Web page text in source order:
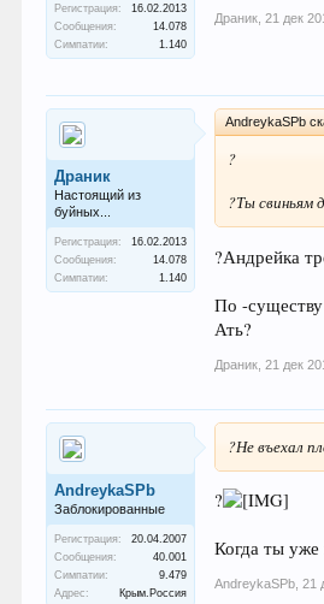
Регистрация:
16.02.2013
Сообщения:
14.078
Симпатии:
1.140
Драник 21 дек
Драник
Настоящий из
буйных...
Регистрация:
16.02.2013
Сообщения:
14.078
Симпатии:
1.140
AndreykaSPb
?
?Ты свиньям
?Андрейка
По -существу
Ать?
Драник 21 дек
AndreykaSPb
Заблокированные
Регистрация:
20.04.2007
Сообщения:
40.001
Симпатии:
9.479
Адрес:
Крым.Россия
?Не въехал
?
Когда ты
AndreykaSPb 21